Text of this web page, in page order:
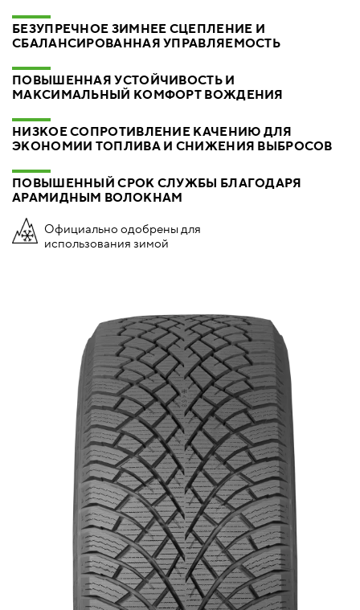
БЕЗУПРЕЧНОЕ ЗИМНЕЕ СЦЕПЛЕНИЕ И
СБАЛАНСИРОВАННАЯ УПРАВЛЯЕМОСТЬ
ПОВЫШЕННАЯ УСТОЙЧИВОСТЬ И
МАКСИМАЛЬНЫЙ КОМФОРТ ВОЖДЕНИЯ
НИЗКОЕ СОПРОТИВЛЕНИЕ КАЧЕНИЮ ДЛЯ
ЭКОНОМИИ ТОПЛИВА И СНИЖЕНИЯ ВЫБРОСОВ
ПОВЫШЕННЫЙ СРОК СЛУЖБЫ БЛАГОДАРЯ
АРАМИДНЫМ ВОЛОКНАМ
Официально одобрены для
использования зимой